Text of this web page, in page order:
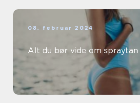
08. februar 2024
Alt du bør vide om spraytan